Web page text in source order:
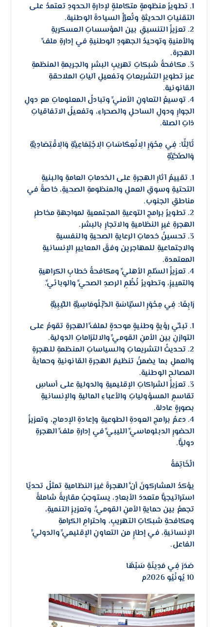
1. تطويرُ منظومةٍ متكاملةٍ لإدارةِ الحدودِ تعتمدُ على
التقنياتِ الحديثةِ وتُعزِّزُ السيادةَ الوطنية.
2. تعزيزُ التنسيقِ بين المؤسساتِ العسكريةِ
والأمنيةِ وتوحيدُ الجهودِ الوطنيةِ في إدارةِ ملفِّ
الهجرة.
3. مكافحةُ شبكاتِ تهريبِ البشرِ والجريمةِ المنظمةِ
عبرَ تطويرِ التشريعاتِ وتفعيلِ آلياتِ الملاحقةِ
القانونية.
4. توسيعُ التعاونِ الأمنيِّ وتبادلُ المعلوماتِ مع دولِ
الجوارِ ودولِ الساحلِ والصحراءِ، وتفعيلُ الاتفاقياتِ
ذاتِ الصلة.
ثَالِثًا: فِي مِحْوَرِ الِانْعِكَاسَاتِ الِاجْتِمَاعِيَّةِ وَالِاقْتِصَادِيَّةِ
وَالصِّحِّيَّةِ
1. تقييمُ آثارِ الهجرةِ على الخدماتِ العامةِ والبنيةِ
التحتيةِ وسوقِ العملِ والمنظومةِ الصحيةِ، خاصةً في
مناطقِ الجنوب.
2. تطويرُ برامجِ التوعيةِ المجتمعيةِ لمواجهةِ مخاطرِ
الهجرةِ غيرِ النظاميةِ والاتجارِ بالبشر.
3. تحسينُ خدماتِ الرعايةِ الصحيةِ والنفسيةِ
والاجتماعيةِ للمهاجرين وفقَ المعاييرِ الإنسانيةِ
المعتمدة.
4. تعزيزُ السِّلمِ الأهليِّ ومكافحةُ خطابِ الكراهيةِ
والتمييزِ، وتطويرُ نُظُمِ الرصدِ الصحيِّ والوبائيِّ.
رَابِعًا: فِي مِحْوَرِ السِّيَاسَةِ الدِّبْلُومَاسِيَّةِ اللِّيبِيَّةِ
1. تبنِّي رؤيةٍ وطنيةٍ موحدةٍ لملفِّ الهجرةِ تقومُ على
التوازنِ بين الأمنِ القوميِّ والالتزاماتِ الدولية.
2. تحديثُ التشريعاتِ والسياساتِ المنظمةِ للهجرةِ
والعملِ بما يضمنُ تنظيمَ الهجرةِ القانونيةِ وحمايةَ
المصالحِ الوطنية.
3. تعزيزُ الشراكاتِ الإقليميةِ والدوليةِ على أساسِ
تقاسمِ المسؤولياتِ والأعباءِ الماليةِ والإنسانيةِ
بصورةٍ عادلة.
4. دعمُ برامجِ العودةِ الطوعيةِ وإعادةِ الإدماجِ، وتعزيزُ
الحضورِ الدبلوماسيِّ الليبيِّ في إدارةِ ملفِّ الهجرةِ
دوليًّا.
الْخَاتِمَةُ
يؤكدُ المشاركونَ أنَّ الهجرةَ غيرَ النظاميةِ تمثلُ تحديًا
استراتيجيًّا متعددَ الأبعادِ، يستوجبُ مقاربةً شاملةً
تجمعُ بين حمايةِ الأمنِ القوميِّ، وتعزيزِ التنميةِ،
ومكافحةِ شبكاتِ التهريبِ، واحترامِ الكرامةِ
الإنسانيةِ، في إطارٍ من التعاونِ الإقليميِّ والدوليِّ
الفاعل.
صَدَرَ فِي مَدِينَةِ سَبْهَا
10 يُونْيُو 2026م